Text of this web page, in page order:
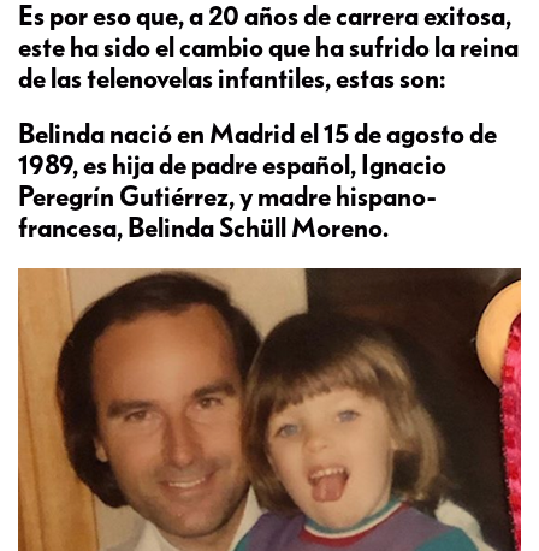
Es por eso que, a 20 años de carrera exitosa,
este ha sido el cambio que ha sufrido la reina
de las telenovelas infantiles, estas son:
Belinda nació en Madrid el 15 de agosto de
1989, es hija de padre español, Ignacio
Peregrín Gutiérrez, y madre hispano-
francesa, Belinda Schüll Moreno.